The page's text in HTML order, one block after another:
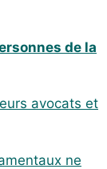
de la
avocats et
ne